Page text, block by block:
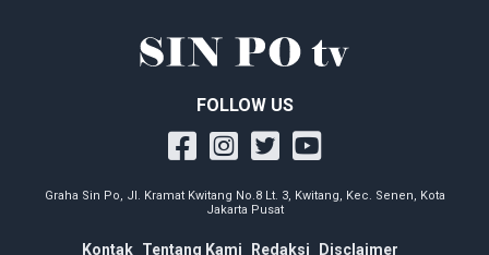
FOLLOW US
Graha Sin Po, Jl. Kramat Kwitang No.8 Lt. 3, Kwitang, Kec. Senen, Kota
Jakarta Pusat
Kontak Tentang Kami Redaksi Disclaimer